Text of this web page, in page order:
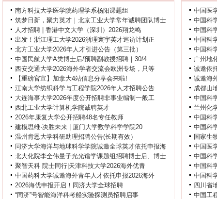
南方科技大学医学院药理学系杨阳课题组
筑梦日新，聚力英才｜北京工业大学常年诚聘团队博士
人才招聘 | 香港中文大学（深圳）2026翔龙鸣
出发！浙江理工大学2026浙理寰宇英才巡访计划正
北方工业大学2026年人才引进公告（第三批）
中国民航大学A类博士后/预聘副教授招聘｜30/4
西安交通大学2026海外学者交流会欧洲专场，只等
【重磅官宣】加拿大4站信息分享会来啦!
江南大学纺织科学与工程学院2026年人才招聘公告
大连海事大学2026年度公开招聘非事业编制一般工
西北工业大学计算机学院诚聘英才
2026年康复大学公开招聘48名专任教师
建模思维·决胜未来 | 厦门大学数学科学学院20
温州肯恩大学科研助理招聘公告(长期有效）
同济大学海洋与地球科学学院诚邀全球英才依托申报海
北大化院李全伟量子光光谱学课题组招聘博士后、博士
聚智天科 院士同行|天津科技大学2026海外优青
中国药科大学诚邀海外青年人才依托申报2026海外
2026海优申报开启！同济大学全球招聘
“同济”号智能海洋科考船实验探测员招聘启事
中国医
中国科
中国科
中国科
中国科
广州地
诚邀依
诚邀海
成都山
中国科
兰州化
中国科
中国科
国家生
中国医
中国科
中国科
中国科
四川省
中国工